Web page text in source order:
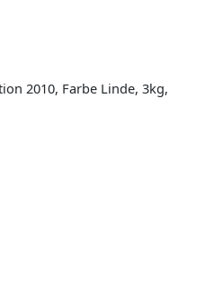
2010, Farbe Linde, 3kg,